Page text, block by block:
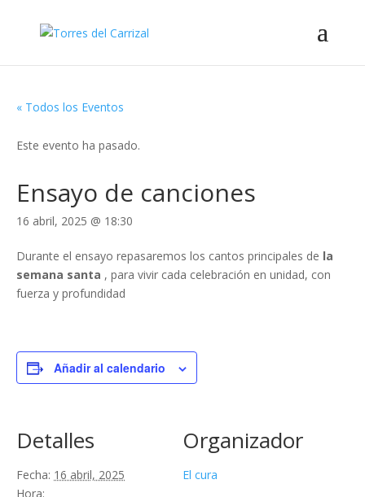
« Todos los Eventos
Este evento ha pasado.
Ensayo de canciones
16 abril, 2025 @ 18:30
Durante el ensayo repasaremos los cantos principales de la
semana santa , para vivir cada celebración en unidad, con
fuerza y profundidad
Añadir al calendario
Detalles
Fecha: 16 abril, 2025
Hora:
Organizador
El cura